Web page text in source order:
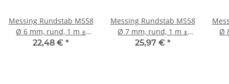
Messing Rundstab MS58
Ø 6 mm, rund, 1 m ±
5mm, gerieft 28 Riefen
22,48 € *
Messing Rundstab MS58
Ø 7 mm, rund, 1 m ±
5mm, gerieft 36 Riefen
25,97 € *
Ø 8 mm, rund, 1 m ±